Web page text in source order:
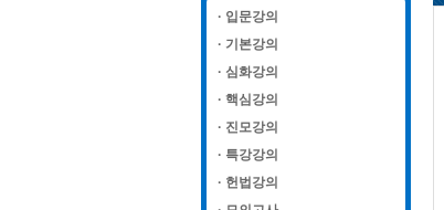
· 입문강의
· 기본강의
· 심화강의
· 핵심강의
· 진모강의
· 특강강의
· 헌법강의